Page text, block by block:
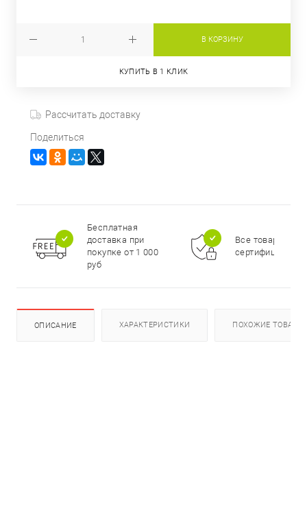
В КОРЗИНУ
КУПИТЬ В 1 КЛИК
Рассчитать доставку
Поделиться
Бесплатная
доставка при
покупке от 1 000
руб
Все товары
ОПИСАНИЕ ХАРАКТЕРИСТИКИ ПОХОЖИЕ ТОВАРЫ